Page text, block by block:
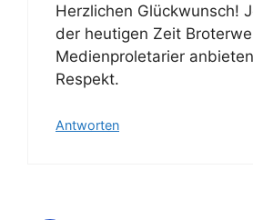
Herzlichen Glückwunsch!
der heutigen Zeit
Medienproletarier
Respekt.
Antworten